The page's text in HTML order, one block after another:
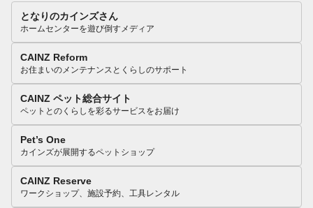
となりのカインズさん
ホームセンターを遊び倒すメディア
CAINZ Reform
お住まいのメンテナンスとくらしのサポート
CAINZ ペット総合サイト
ペットとのくらしを彩るサービスをお届け
Pet’s One
カインズが展開するペットショップ
CAINZ Reserve
ワークショップ、施設予約、工具レンタル